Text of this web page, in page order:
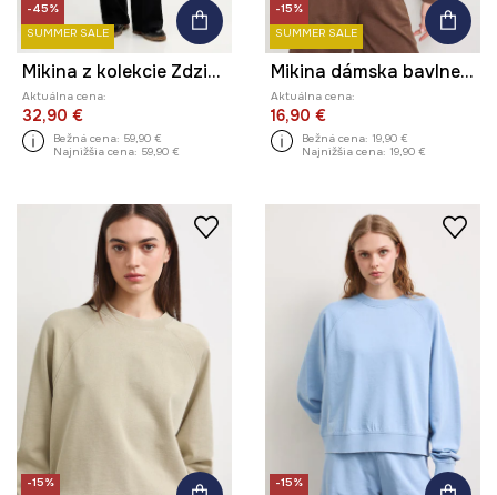
-45%
SUMMER SALE
Mikina z kolekcie Zdzisław Beksiński x Medicine
Aktuálna cena:
32,90 €
Bežná cena: 59,90 €
Najnižšia cena: 59,90 €
-15%
SUMMER SALE
Mikina dámska bavlnená s efektom prania
Aktuálna cena:
16,90 €
Bežná cena: 19,90 €
Najnižšia cena: 19,90 €
-15%
-15%